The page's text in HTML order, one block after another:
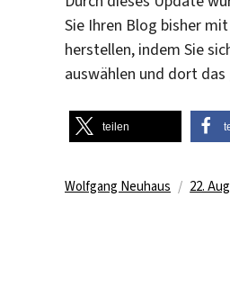
Sie Ihren Blog bisher
herstellen, indem Sie
auswählen und dort
teilen
Autor
Wolfgang Neuhaus 22.